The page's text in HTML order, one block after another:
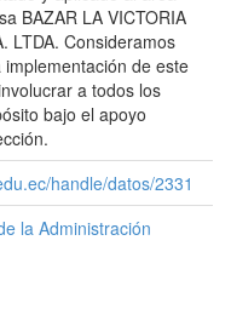
BAZAR LA VICTORIA
LTDA. Consideramos
de este
a todos los
bajo el apoyo
handle/datos/2331
la Administración